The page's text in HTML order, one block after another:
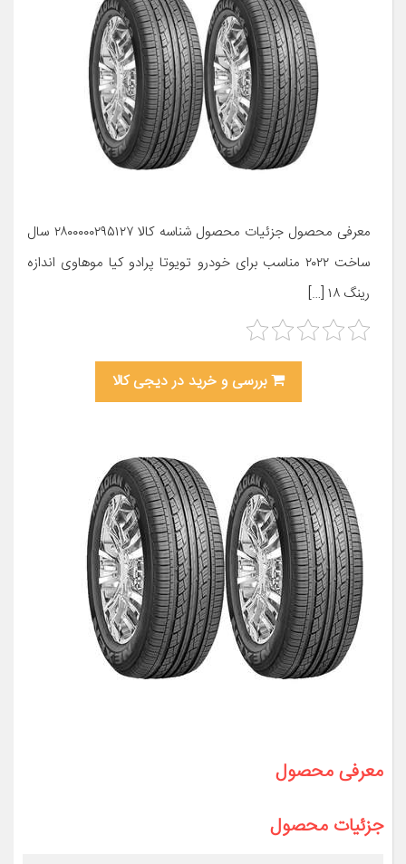
معرفی محصول جزئیات محصول شناسه کالا ۲۸۰۰۰۰۰۲۹۵۱۲۷ سال
ساخت ۲۰۲۲ مناسب برای خودرو تویوتا پرادو کیا موهاوی اندازه
رینگ ۱۸ […]
بررسی و خرید در دیجی کالا
معرفی محصول
جزئیات محصول